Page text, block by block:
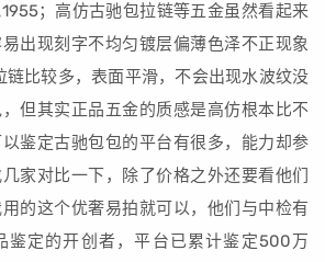
；高仿古驰包拉链等五金虽然看起来
出现刻字不均匀镀层偏薄色泽不正现象
链比较多，表面平滑，不会出现水波纹没
但其实正品五金的质感是高仿根本比不
鉴定古驰包包的平台有很多，能力却参
家对比一下，除了价格之外还要看他们
的这个优奢易拍就可以，他们与中检有
鉴定的开创者，平台已累计鉴定500万